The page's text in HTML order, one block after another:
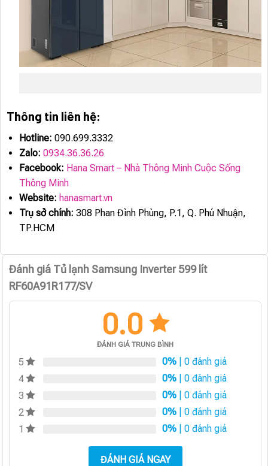
Thông tin liên hệ:
Hotline: 090.699.3332
Zalo: 0934.36.36.26
Facebook: Hana Smart – Nhà Thông Minh Cuộc Sống
Thông Minh
Website: hanasmart.vn
Trụ sở chính: 308 Phan Đình Phùng, P.1, Q. Phú Nhuận,
TP.HCM
Đánh giá Tủ lạnh Samsung Inverter 599 lít
RF60A91R177/SV
0.0
ĐÁNH GIÁ TRUNG BÌNH
5 0% | 0 đánh giá
4
0% | 0 đánh giá
3
0% | 0 đánh giá
2
0% | 0 đánh giá
1
0% | 0 đánh giá
ĐÁNH GIÁ NGAY